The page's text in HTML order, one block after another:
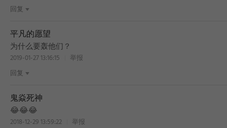
BEST
BEST
回复
平凡的愿望
为什么要轰他们？
2019-01-27 13:16:15
举报
回复
鬼焱死神
😂😂😂
2018-12-29 13:59:22
举报